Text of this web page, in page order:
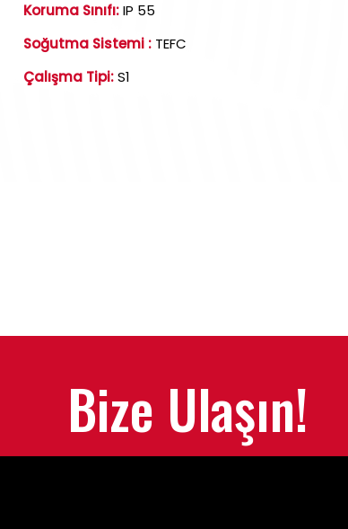
Koruma Sınıfı:IP 55
Soğutma Sistemi :TEFC
Çalışma Tipi:S1
Bize Ulaşın!